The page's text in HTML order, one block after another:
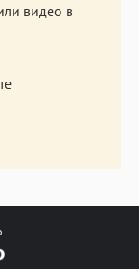
видео в